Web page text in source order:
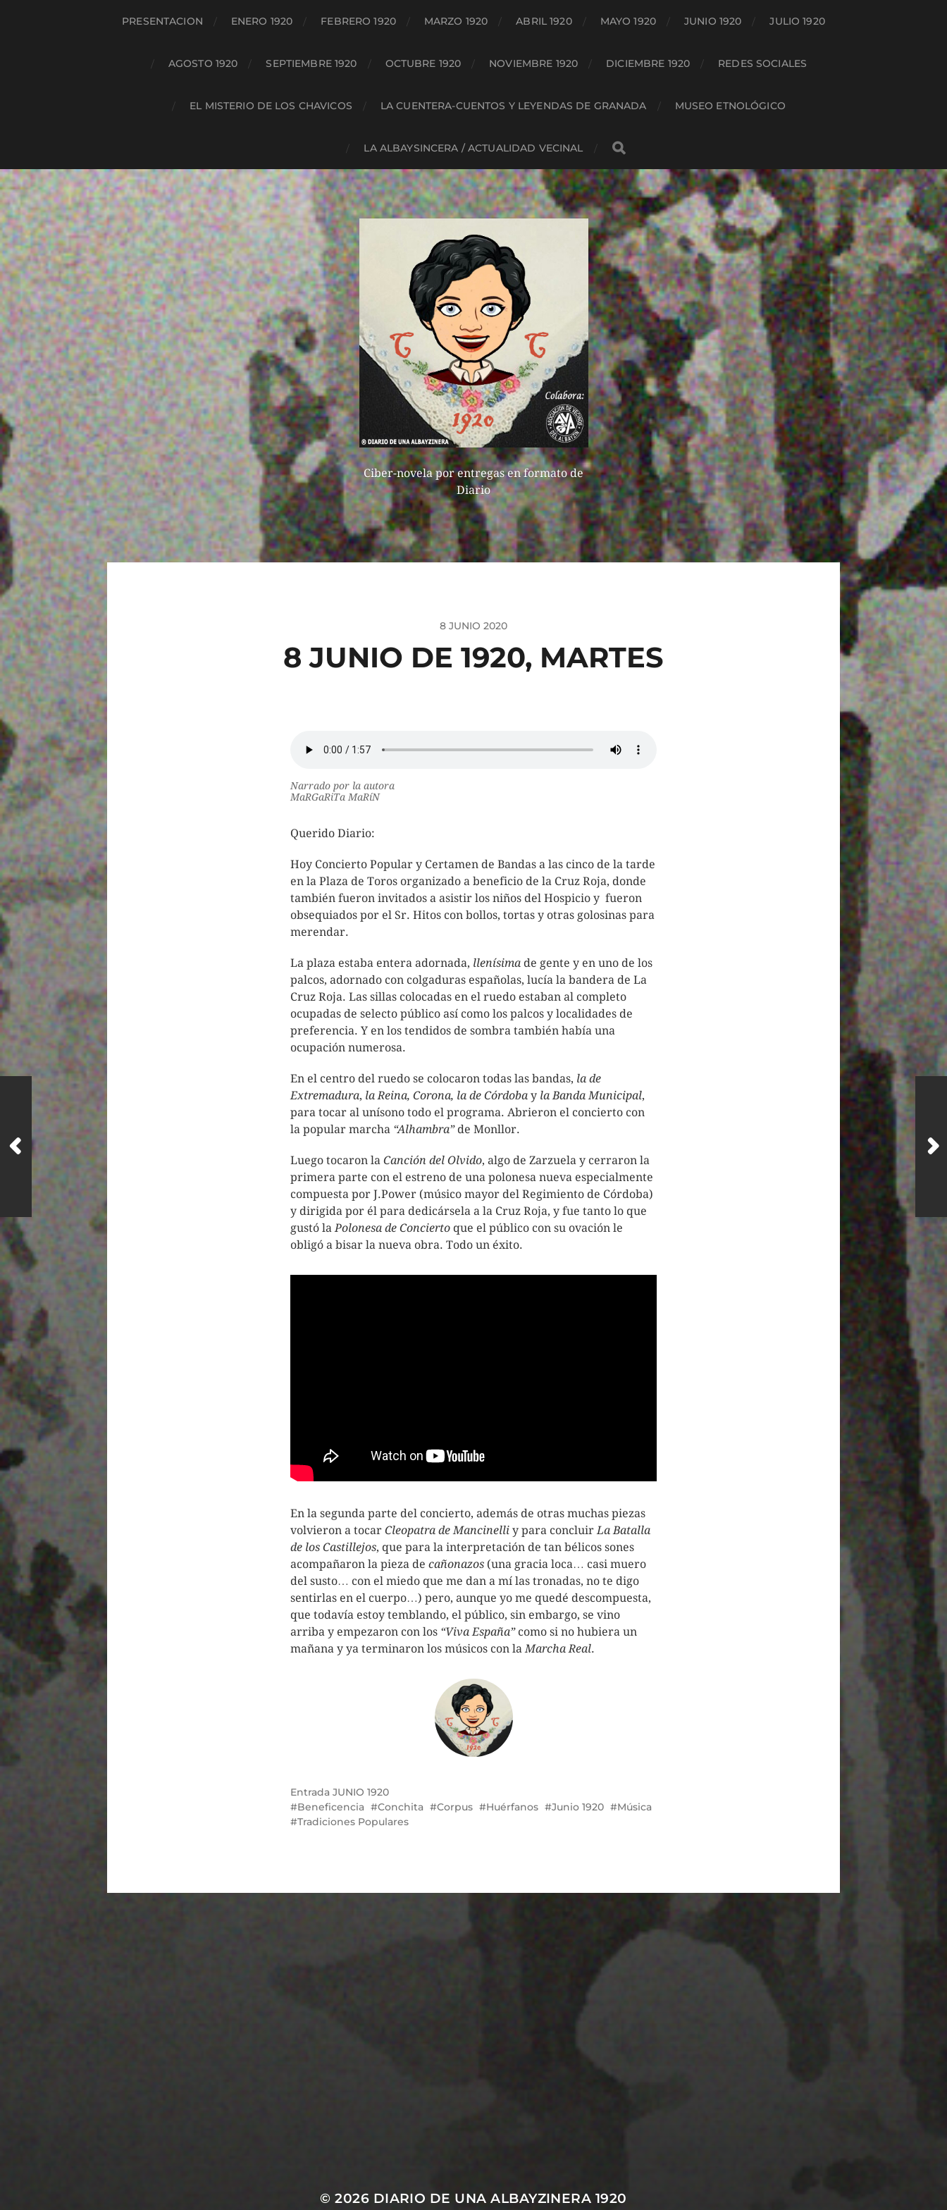
PRESENTACION ENERO 1920 FEBRERO 1920 MARZO 1920 ABRIL 1920 MAYO 1920 JUNIO 1920 JULIO 1920
AGOSTO 1920 SEPTIEMBRE 1920 OCTUBRE 1920 NOVIEMBRE 1920 DICIEMBRE 1920 REDES SOCIALES
EL MISTERIO DE LOS CHAVICOS LA CUENTERA-CUENTOS Y LEYENDAS DE GRANADA MUSEO ETNOLÓGICO
LA ALBAYSINCERA / ACTUALIDAD VECINAL
Ciber-novela por entregas en formato de
Diario
8 JUNIO 2020
8 JUNIO DE 1920, MARTES
Narrado por la autora
MaRGaRiTa MaRíN
Querido Diario:
Hoy Concierto Popular y Certamen de Bandas a las cinco de la tarde
en la Plaza de Toros organizado a beneficio de la Cruz Roja, donde
también fueron invitados a asistir los niños del Hospicio y fueron
obsequiados por el Sr. Hitos con bollos, tortas y otras golosinas para
merendar.
La plaza estaba entera adornada, llenísima de gente y en uno de los
palcos, adornado con colgaduras españolas, lucía la bandera de La
Cruz Roja. Las sillas colocadas en el ruedo estaban al completo
ocupadas de selecto público así como los palcos y localidades de
preferencia. Y en los tendidos de sombra también había una
ocupación numerosa.
En el centro del ruedo se colocaron todas las bandas, la de
Extremadura, la Reina, Corona, la de Córdoba y la Banda Municipal,
para tocar al unísono todo el programa. Abrieron el concierto con
la popular marcha “Alhambra”de Monllor.
Luego tocaron la Canción del Olvido, algo de Zarzuela y cerraron la
primera parte con el estreno de una polonesa nueva especialmente
compuesta por J.Power (músico mayor del Regimiento de Córdoba)
y dirigida por él para dedicársela a la Cruz Roja, y fue tanto lo que
gustó laPolonesa de Concierto que el público con su ovación le
obligó a bisar la nueva obra. Todo un éxito.
En la segunda parte del concierto, además de otras muchas piezas
volvieron a tocar Cleopatra de Mancinelli y para concluirLa Batalla
de los Castillejos, que para la interpretación de tan bélicos sones
acompañaron la pieza de cañonazos (una gracia loca… casi muero
del susto… con el miedo que me dan a mí las tronadas, no te digo
sentirlas en el cuerpo…) pero, aunque yo me quedé descompuesta,
que todavía estoy temblando, el público, sin embargo, se vino
arriba y empezaron con los “Viva España”como si no hubiera un
mañana y ya terminaron los músicos con laMarcha Real.
Entrada JUNIO 1920
Beneficencia
Conchita Corpus Huérfanos Junio 1920
Música
Tradiciones Populares
© 2026 DIARIO DE UNA ALBAYZINERA 1920